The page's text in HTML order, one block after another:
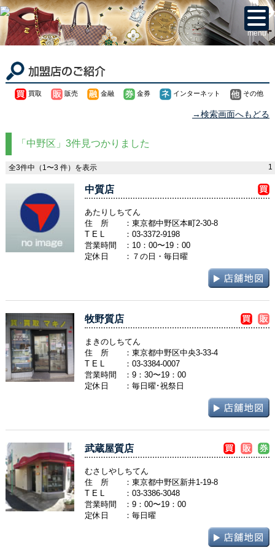
menu
買取 販売 金融 金券 インターネット その他
→検索画面へもどる
「中野区」3件見つかりました
全3件中（1〜3 件）を表示 1
中質店
あたりしちてん
住 所
：東京都中野区本町2-30-8
T E L
： 03-3372-9198
営業時間
：10：00〜19：00
定休日
：７の日・毎日曜
牧野質店
まきのしちてん
住 所
：東京都中野区中央3-33-4
T E L
： 03-3384-0007
営業時間
：9：30〜19：00
定休日
：毎日曜･祝祭日
武蔵屋質店
むさしやしちてん
住 所
：東京都中野区新井1-19-8
T E L
： 03-3386-3048
営業時間
：9：00〜19：00
定休日
：毎日曜